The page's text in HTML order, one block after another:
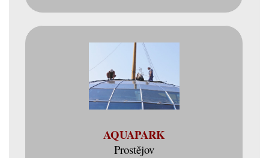
AQUAPARK
Prostějov